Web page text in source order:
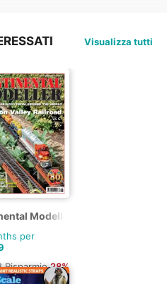
Visualizza tutti
Modeller
per
Risparmio28%